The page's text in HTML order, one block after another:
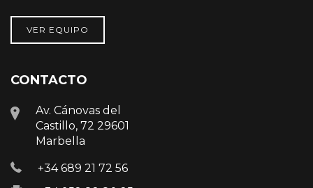
VER EQUIPO
CONTACTO
Av. Cánovas del
Castillo, 72 29601
Marbella
+34 689 21 72 56